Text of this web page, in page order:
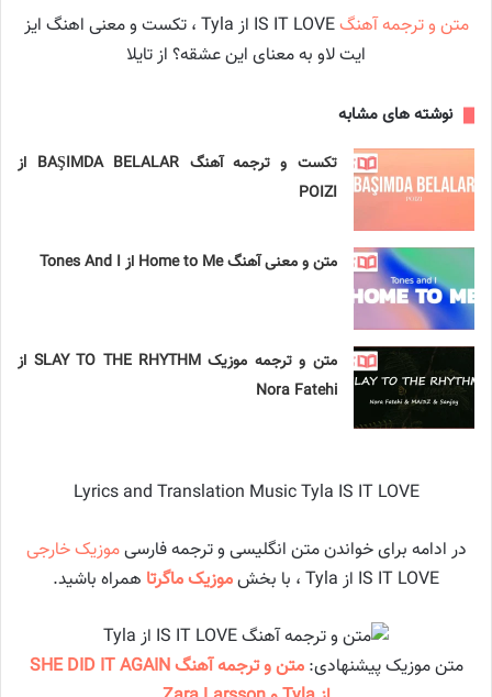
متن و ترجمه آهنگ
IS IT LOVE از Tyla ، تکست و معنی اهنگ ایز
ایت لاو به معنای این عشقه؟ از تایلا
نوشته های مشابه
تکست و ترجمه آهنگ BAŞIMDA BELALAR از
POIZI
متن و معنی آهنگ Home to Me از Tones And I
متن و ترجمه موزیک SLAY TO THE RHYTHM از
Nora Fatehi
Lyrics and Translation Music Tyla IS IT LOVE
در ادامه برای خواندن متن انگلیسی و ترجمه فارسیموزیک خارجی
IS IT LOVE از Tyla ، با بخش
موزیک ماگرتا همراه باشید.
متن موزیک پیشنهادی:
متن و ترجمه آهنگ SHE DID IT AGAIN